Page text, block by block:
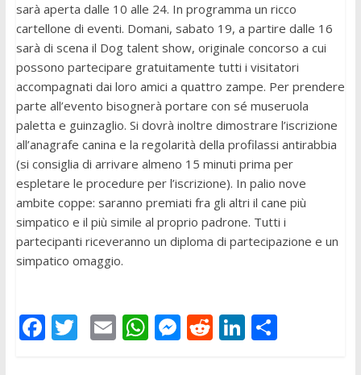
sarà aperta dalle 10 alle 24. In programma un ricco
cartellone di eventi. Domani, sabato 19, a partire dalle 16
sarà di scena il Dog talent show, originale concorso a cui
possono partecipare gratuitamente tutti i visitatori
accompagnati dai loro amici a quattro zampe. Per prendere
parte all’evento bisognerà portare con sé museruola
paletta e guinzaglio. Si dovrà inoltre dimostrare l’iscrizione
all’anagrafe canina e la regolarità della profilassi antirabbia
(si consiglia di arrivare almeno 15 minuti prima per
espletare le procedure per l’iscrizione). In palio nove
ambite coppe: saranno premiati fra gli altri il cane più
simpatico e il più simile al proprio padrone. Tutti i
partecipanti riceveranno un diploma di partecipazione e un
simpatico omaggio.
F T E W M R Li C